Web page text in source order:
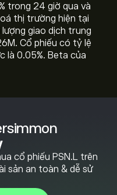
cổ phiếu PSN.L trên
sản an toàn & dễ sử
trong 24 giờ qua và
thị trường hiện tại
giao dịch trung
Cổ phiếu có tỷ lệ
là 0.05%. Beta của